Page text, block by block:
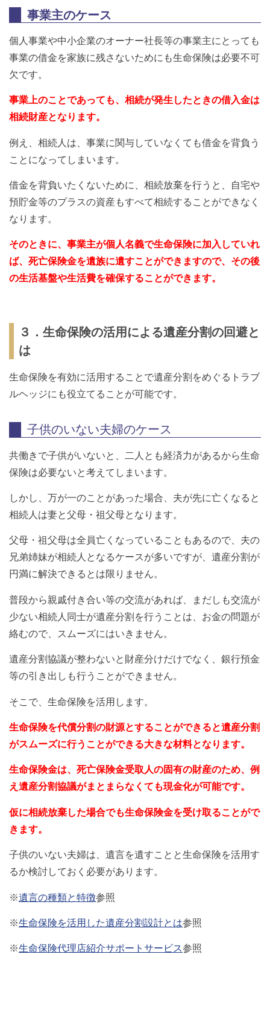
事業主のケース
個人事業や中小企業のオーナー社長等の事業主にとっても
事業の借金を家族に残さないためにも生命保険は必要不可
欠です。
事業上のことであっても、相続が発生したときの借入金は
相続財産となります。
例え、相続人は、事業に関与していなくても借金を背負う
ことになってしまいます。
借金を背負いたくないために、相続放棄を行うと、自宅や
預貯金等のプラスの資産もすべて相続することができなく
なります。
そのときに、事業主が個人名義で生命保険に加入していれ
ば、死亡保険金を遺族に遺すことができますので、その後
の生活基盤や生活費を確保することができます。
３．生命保険の活用による遺産分割の回避と
は
生命保険を有効に活用することで遺産分割をめぐるトラブ
ルヘッジにも役立てることが可能です。
子供のいない夫婦のケース
共働きで子供がいないと、二人とも経済力があるから生命
保険は必要ないと考えてしまいます。
しかし、万が一のことがあった場合、夫が先に亡くなると
相続人は妻と父母・祖父母となります。
父母・祖父母は全員亡くなっていることもあるので、夫の
兄弟姉妹が相続人となるケースが多いですが、遺産分割が
円満に解決できるとは限りません。
普段から親戚付き合い等の交流があれば、まだしも交流が
少ない相続人同士が遺産分割を行うことは、お金の問題が
絡むので、スムーズにはいきません。
遺産分割協議が整わないと財産分けだけでなく、銀行預金
等の引き出しも行うことができません。
そこで、生命保険を活用します。
生命保険を代償分割の財源とすることができると遺産分割
がスムーズに行うことができる大きな材料となります。
生命保険金は、死亡保険金受取人の固有の財産のため、例
え遺産分割協議がまとまらなくても現金化が可能です。
仮に相続放棄した場合でも生命保険金を受け取ることがで
きます。
子供のいない夫婦は、遺言を遺すことと生命保険を活用す
るか検討しておく必要があります。
※遺言の種類と特徴参照
※生命保険を活用した遺産分割設計とは参照
※生命保険代理店紹介サポートサービス参照